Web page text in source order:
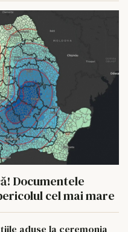
Documentele
cel mai mare
aduse la ceremonia